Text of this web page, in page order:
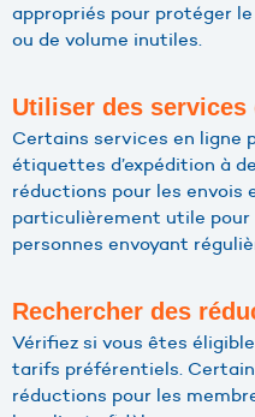
appropriés pour protéger
ou de volume inutiles.
Utiliser des
Certains services en ligne
étiquettes d’expédition à
réductions pour les envois
particulièrement utile pour
personnes envoyant
Rechercher des
Vérifiez si vous êtes
tarifs préférentiels.
réductions pour les